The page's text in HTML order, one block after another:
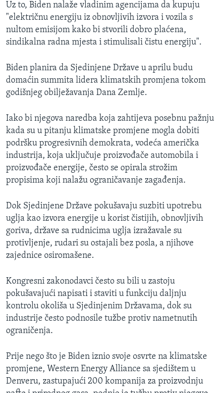
Uz to, Biden nalaže vladinim agencijama da kupuju
"električnu energiju iz obnovljivih izvora i vozila s
nultom emisijom kako bi stvorili dobro plaćena,
sindikalna radna mjesta i stimulisali čistu energiju".
Biden planira da Sjedinjene Države u aprilu budu
domaćin summita lidera klimatskih promjena tokom
godišnjeg obilježavanja Dana Zemlje.
Iako bi njegova naredba koja zahtijeva posebnu pažnju
kada su u pitanju klimatske promjene mogla dobiti
podršku progresivnih demokrata, vodeća američka
industrija, koja uključuje proizvođače automobila i
proizvođače energije, često se opirala strožim
propisima koji nalažu ograničavanje zagađenja.
Dok Sjedinjene Države pokušavaju suzbiti upotrebu
uglja kao izvora energije u korist čistijih, obnovljivih
goriva, države sa rudnicima uglja izražavale su
protivljenje, rudari su ostajali bez posla, a njihove
zajednice osiromašene.
Kongresni zakonodavci često su bili u zastoju
pokušavajući napisati i staviti u funkciju daljnju
kontrolu okoliša u Sjedinjenim Državama, dok su
industrije često podnosile tužbe protiv nametnutih
ograničenja.
Prije nego što je Biden iznio svoje osvrte na klimatske
promjene, Western Energy Alliance sa sjedištem u
Denveru, zastupajući 200 kompanija za proizvodnju